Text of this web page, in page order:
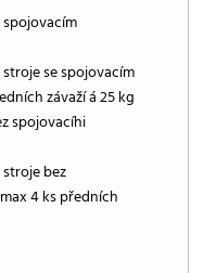
se spojovacím
závaží á 25 kg
spojovacíhi
bez
4 ks předních